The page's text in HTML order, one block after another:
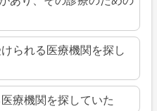
られる医療機関を探し
療機関を探していた